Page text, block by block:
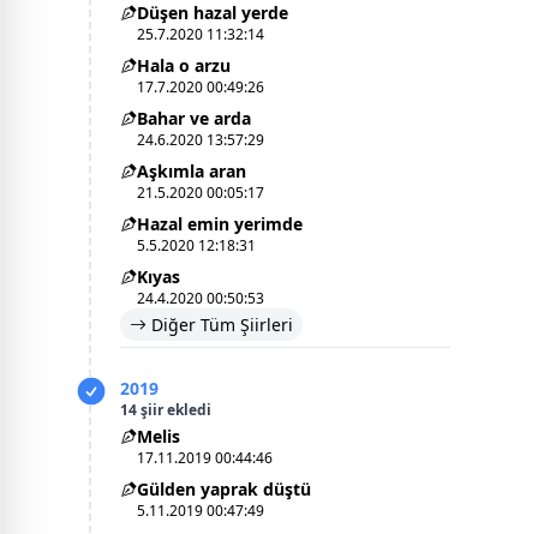
Düşen hazal yerde
25.7.2020 11:32:14
Hala o arzu
17.7.2020 00:49:26
Bahar ve arda
24.6.2020 13:57:29
Aşkımla aran
21.5.2020 00:05:17
Hazal emin yerimde
5.5.2020 12:18:31
Kıyas
24.4.2020 00:50:53
Diğer Tüm Şiirleri
2019
14 şiir ekledi
Melis
17.11.2019 00:44:46
Gülden yaprak düştü
5.11.2019 00:47:49